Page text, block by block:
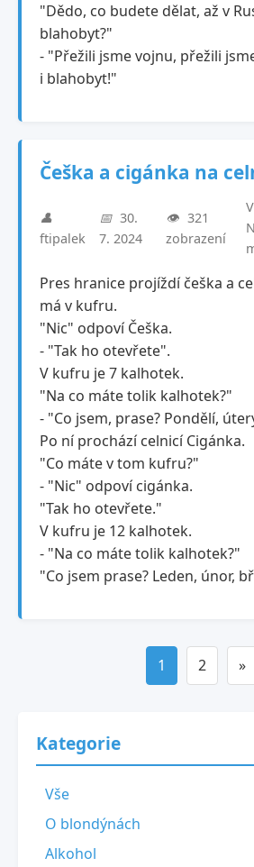
"Dědo, co budete dělat, až v
blahobyt?"
- "Přežili jsme vojnu, přežili
i blahobyt!"
Češka a cigánka na
👤
ftipalek
📅 30.
7. 2024
👁️ 321
zobrazení
Pres hranice projíždí češka a
má v kufru.
"Nic" odpoví Češka.
- "Tak ho otevřete".
V kufru je 7 kalhotek.
"Na co máte tolik kalhotek?"
- "Co jsem, prase? Pondělí,
Po ní prochází celnicí Cigánka.
"Co máte v tom kufru?"
- "Nic" odpoví cigánka.
"Tak ho otevřete."
V kufru je 12 kalhotek.
- "Na co máte tolik kalhotek?"
"Co jsem prase? Leden, únor,
1 2 »
Kategorie
Vše
O blondýnách
Alkohol